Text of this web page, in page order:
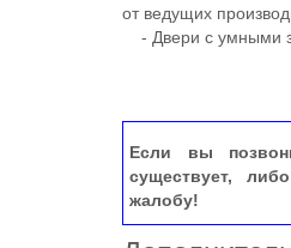
от ведущих
- Двери с умными
Если вы
существует,
жалобу!